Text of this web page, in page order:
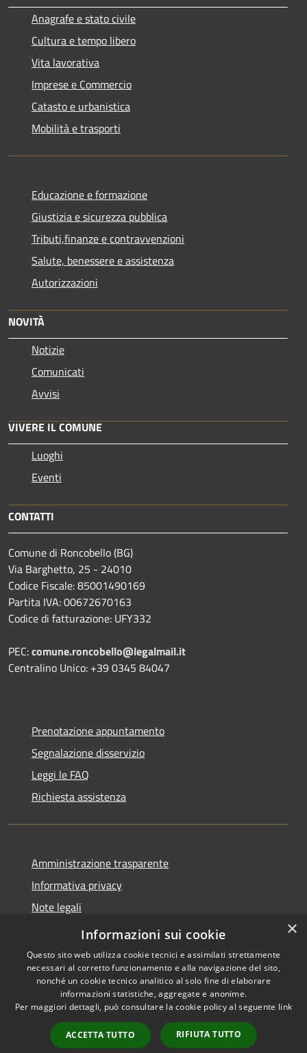
Anagrafe e stato civile
Cultura e tempo libero
Vita lavorativa
Imprese e Commercio
Catasto e urbanistica
Mobilità e trasporti
Educazione e formazione
Giustizia e sicurezza pubblica
Tributi,finanze e contravvenzioni
Salute, benessere e assistenza
Autorizzazioni
NOVITÀ
Notizie
Comunicati
Avvisi
VIVERE IL COMUNE
Luoghi
Eventi
CONTATTI
Comune di Roncobello (BG)
Via Barghetto, 25 - 24010
Codice Fiscale: 85001490169
Partita IVA: 00672670163
Codice di fatturazione: UFY332
PEC:comune.roncobello@legalmail.it
Centralino Unico: +39 0345 84047
Prenotazione appuntamento
Segnalazione disservizio
Leggi le FAQ
Richiesta assistenza
Amministrazione trasparente
Informativa privacy
Note legali
Dichiarazione di accessibilità
Accessibilità
Copyright © 2026 • Comune di
Roncobello • Powered by
Municipium•
Accesso
redazione
×
Informazioni sui cookie
Questo sito web utilizza cookie tecnici e assimilati strettamente
necessari al corretto funzionamento e alla navigazione del sito,
nonché un cookie tecnico analitico al solo fine di elaborare
informazioni statistiche, aggregate e anonime.
Per maggiori dettagli, può consultare la cookie policy al seguente link
ACCETTA TUTTO RIFIUTA TUTTO